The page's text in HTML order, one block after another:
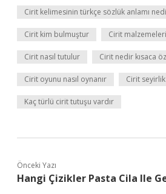
Cirit kelimesinin türkçe sözlük anlamı
Cirit kim bulmuştur Cirit
Cirit nasıl tutulur Cirit nedir kısaca
Cirit oyunu nasıl oynanır Cirit
Kaç türlü cirit tutuşu vardır
Önceki Yazı
Hangi Çizikler Pasta Cila Ile